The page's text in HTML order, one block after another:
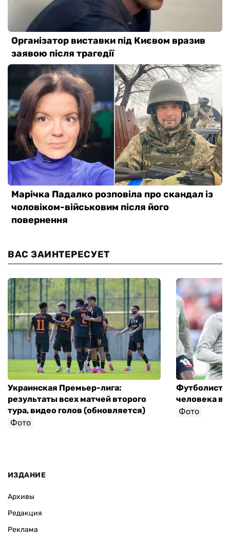
ВАС ЗАИНТЕРЕСУЕТ
Украинская Премьер-лига:
результаты всех матчей второго
тура, видео голов (обновляется)
Фото
Футболист
человека в
Фото
ИЗДАНИЕ
Архивы
Редакция
Реклама